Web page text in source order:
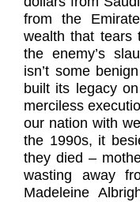
from the
wealth that tears
the enemy’s
isn’t some
built its legacy
merciless
our nation with
the 1990s, it
they died –
wasting away
Madeleine